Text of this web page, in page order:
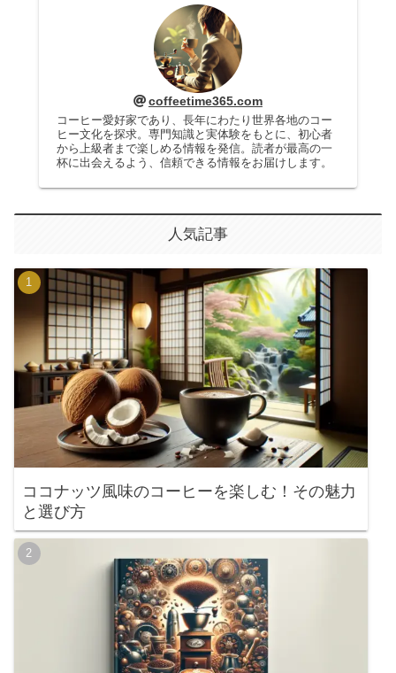
coffeetime365.com
コーヒー愛好家であり、長年にわたり世界各地のコー
ヒー文化を探求。専門知識と実体験をもとに、初心者
から上級者まで楽しめる情報を発信。読者が最高の一
杯に出会えるよう、信頼できる情報をお届けします。
人気記事
ココナッツ風味のコーヒーを楽しむ！その魅力
と選び方